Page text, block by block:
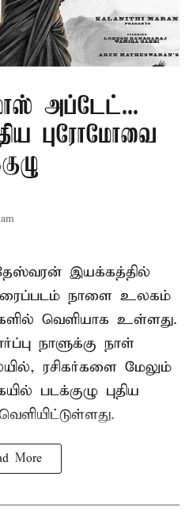
அப்டேட்...
புரோமோவை
இயக்கத்தில்
நாளை உலகம்
வெளியாக உள்ளது.
நாளுக்கு நாள்
ரசிகர்களை மேலும்
படக்குழு புதிய
More